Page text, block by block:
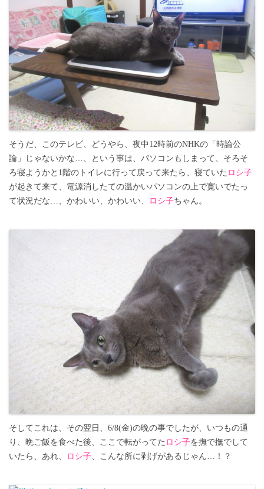
そうだ、このテレビ、どうやら、夜中12時前のNHKの「時論公
論」じゃないかな…、という事は、パソコンもしまって、そろそ
ろ寝ようかと1階のトイレに行って戻って来たら、寝ていた ロシ子
が起きて来て、電源消したての温かいパソコンの上で寛いでたっ
て状況だな…、かわいい、かわいい、
ロシ子ちゃん。
そしてこれは、その翌日、6/8(金)の晩の事でしたが、いつもの通
り、晩ご飯を食べた後、ここで転がってた ロシ子を撫で撫でして
いたら、あれ、
ロシ子、こんな所に剥げがあるじゃん…！？